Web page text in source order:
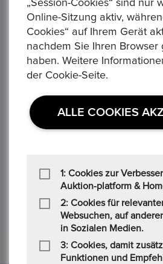
0
‹
„Session-Cookies“ sind nur
Online-Sitzung aktiv,
Cookies“ auf Ihrem Gerät
nachdem Sie Ihren Browser
haben. Weitere
der Cookie-Seite.
ALLE COOKIES
1: Cookies zur
Auktion-platform &
2: Cookies für
Websuchen, auf
in Sozialen Medien.
3: Cookies, damit
Funktionen und